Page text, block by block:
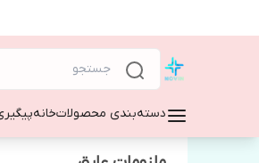
دسته‌بندی محصولاتخانه